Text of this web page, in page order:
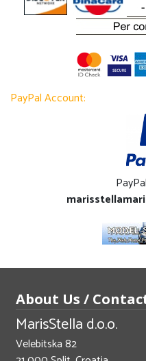
PayPal Account:
About Us /
MarisStella d.o.o.
Velebitska 82